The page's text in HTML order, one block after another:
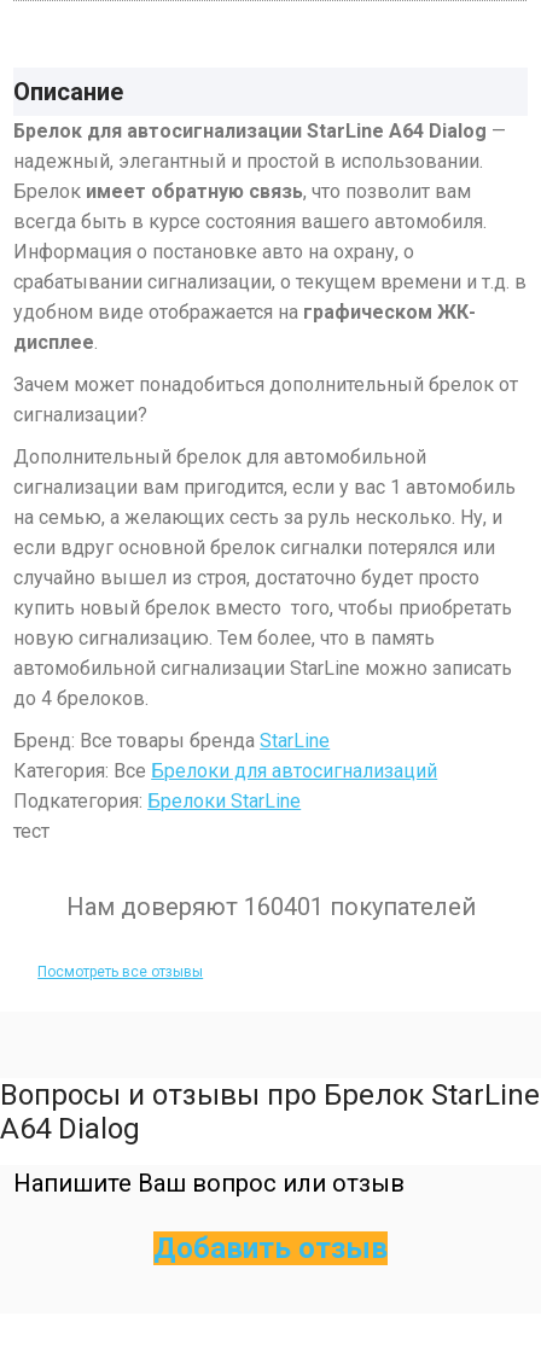
Описание
Брелок для автосигнализации StarLine A64 Dialog —
надежный, элегантный и простой в использовании.
Брелок имеет обратную связь, что позволит вам
всегда быть в курсе состояния вашего автомобиля.
Информация о постановке авто на охрану, о
срабатывании сигнализации, о текущем времени и т.д. в
удобном виде отображается на графическом ЖК-
дисплее.
Зачем может понадобиться дополнительный брелок от
сигнализации?
Дополнительный брелок для автомобильной
сигнализации вам пригодится, если у вас 1 автомобиль
на семью, а желающих сесть за руль несколько. Ну, и
если вдруг основной брелок сигналки потерялся или
случайно вышел из строя, достаточно будет просто
купить новый брелок вместо того, чтобы приобретать
новую сигнализацию. Тем более, что в память
автомобильной сигнализации StarLine можно записать
до 4 брелоков.
Бренд: Все товары брендаStarLine
Категория: Все Брелоки для автосигнализаций
Подкатегория: Брелоки StarLine
тест
Нам доверяют 160401 покупателей
Посмотреть все отзывы
Вопросы и отзывы про Брелок StarLine
A64 Dialog
Напишите Ваш вопрос или отзыв
Добавить отзыв